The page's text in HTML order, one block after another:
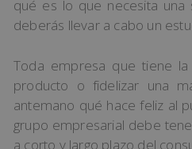
qué es lo que necesita una
deberás llevar a cabo un
Toda empresa que tiene
producto o fidelizar una
antemano qué hace feliz al
grupo empresarial debe
a corto y largo plazo del